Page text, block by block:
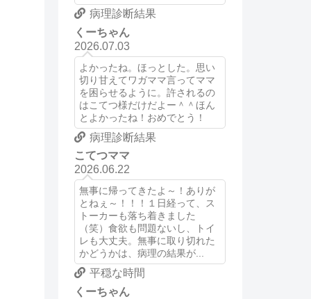
病理診断結果
くーちゃん
2026.07.03
よかったね。ほっとした。思い
切り甘えてワガママ言ってママ
を困らせるように。許されるの
はこてつ様だけだよー＾＾ほん
とよかったね！おめでとう！
病理診断結果
こてつママ
2026.06.22
無事に帰ってきたよ～！ありが
とねぇ～！！！１日経って、ス
トーカーも落ち着きました
（笑）食欲も問題ないし、トイ
レも大丈夫。無事に取り切れた
かどうかは、病理の結果が...
平穏な時間
くーちゃん